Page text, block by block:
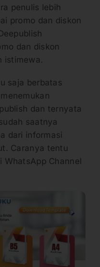
penulis lebih
promo dan diskon
dan diskon
istimewa.
saja berbatas
dan ternyata
saatnya
dari informasi
Caranya tentu
Channel